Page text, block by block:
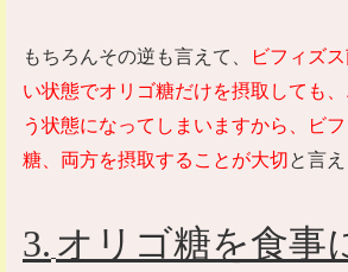
もちろんその逆も言えて、
ビフィズ
い状態でオリゴ糖だけを摂取しても
う状態になってしまいますから、ビ
糖、両方を摂取することが大切 と言え
3. オリゴ糖を食事